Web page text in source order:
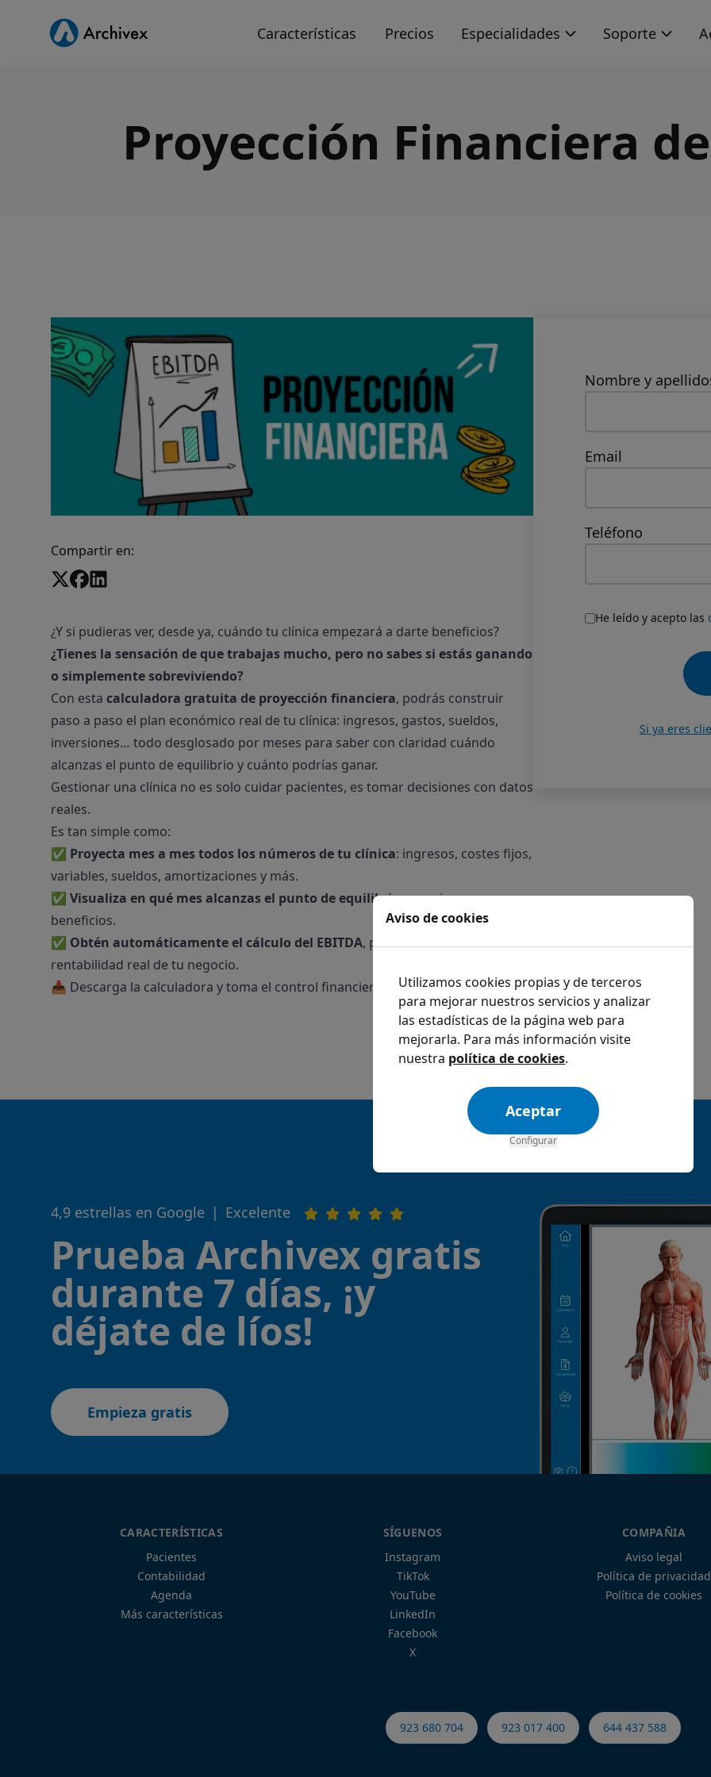
Características Precios Especialidades Soporte
Proyección Financiera
Compartir en:
¿Y si pudieras ver, desde ya, cuándo tu clínica empezará a darte beneficios?
¿Tienes la sensación de que trabajas mucho, pero no sabes si estás ganando
o simplemente sobreviviendo?
Con esta calculadora gratuita de proyección financiera, podrás construir
paso a paso el plan económico real de tu clínica: ingresos, gastos, sueldos,
inversiones… todo desglosado por meses para saber con claridad cuándo
alcanzas el punto de equilibrio y cuánto podrías ganar.
Gestionar una clínica no es solo cuidar pacientes, es tomar decisiones con datos
reales.
Es tan simple como:
✅ Proyecta mes a mes todos los números de tu clínica: ingresos, costes fijos,
variables, sueldos, amortizaciones y más.
✅ Visualiza en qué mes alcanzas el punto de equilibrioy empieza a generar
beneficios.
✅ Obtén automáticamente el cálculo del EBITDA, para entender la
rentabilidad real de tu negocio.
📥 Descarga la calculadora y toma el control financiero de tu clínica.
Nombre y
Email
Teléfono
He leído y acepto las
Si ya eres
4,9 estrellas en Google | Excelente
Prueba Archivex gratis
durante 7 días, ¡y
déjate de líos!
Empieza gratis
CARACTERÍSTICAS
Pacientes
Contabilidad
Agenda
Más características
SÍGUENOS
Instagram
TikTok
YouTube
LinkedIn
Facebook
X
COMPAÑIA
Aviso legal
Política de privacidad
Política de cookies
923 680 704 923 017 400 644 437 588
Aviso de cookies
Utilizamos cookies propias y de terceros
para mejorar nuestros servicios y analizar
las estadísticas de la página web para
mejorarla. Para más información visite
nuestra política de cookies.
Aceptar
Configurar